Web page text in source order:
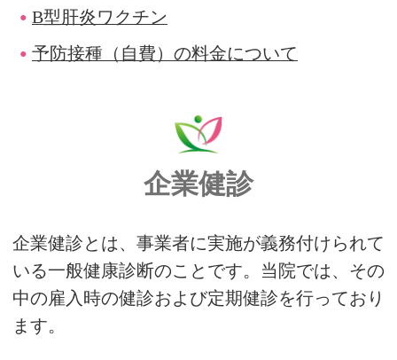
B型肝炎ワクチン
予防接種（自費）の料金について
企業健診
企業健診とは、事業者に実施が義務付けられて
いる一般健康診断のことです。当院では、その
中の雇入時の健診および定期健診を行っており
ます。